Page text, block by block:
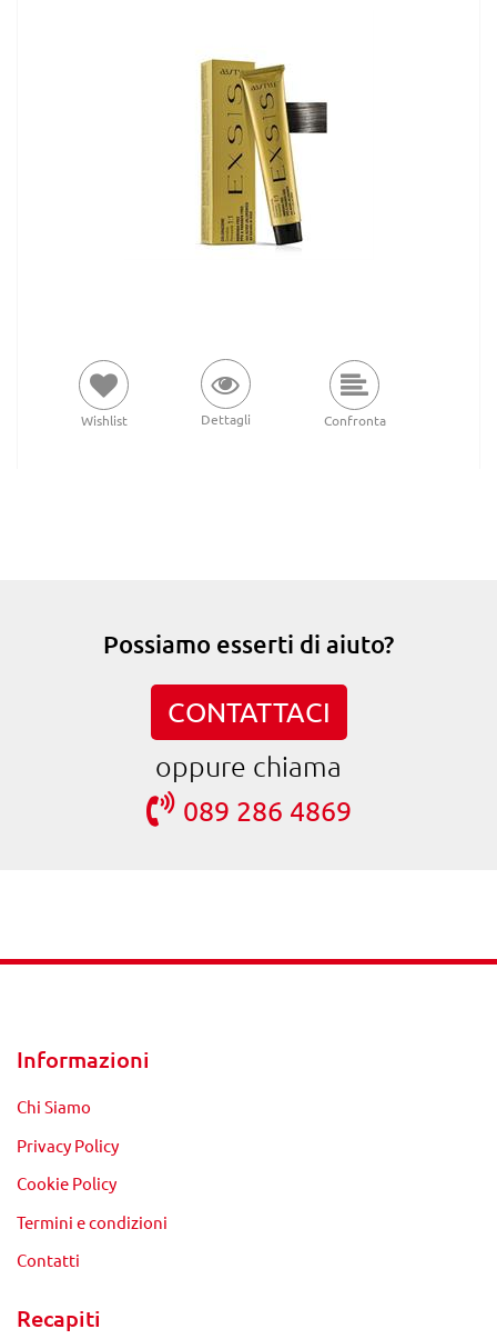
Wishlist Dettagli Confronta
Possiamo esserti di aiuto?
CONTATTACI
oppure chiama
089 286 4869
Informazioni
Chi Siamo
Privacy Policy
Cookie Policy
Termini e condizioni
Contatti
Recapiti